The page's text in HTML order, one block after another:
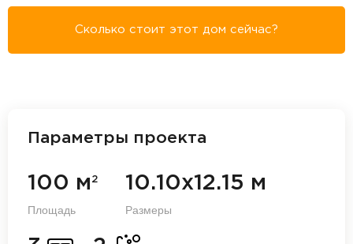
Сколько стоит этот дом сейчас?
Параметры проекта
100 м 2
Площадь
10.10х12.15 м
Размеры